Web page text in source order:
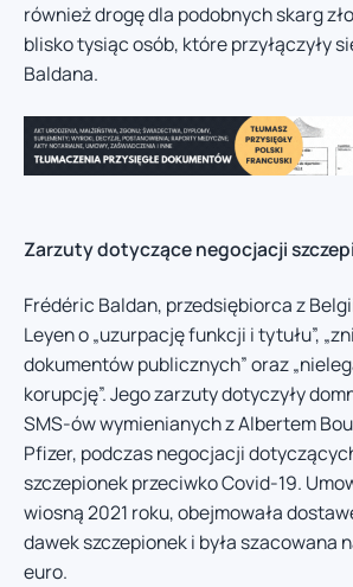
również drogę dla podobnych skarg
blisko tysiąc osób, które przyłączyły
Baldana.
Zarzuty dotyczące negocjacji
Frédéric Baldan, przedsiębiorca z
Leyen o „uzurpację funkcji i tytułu”,
dokumentów publicznych” oraz
korupcję”. Jego zarzuty dotyczyły
SMS-ów wymienianych z Albertem
Pfizer, podczas negocjacji
szczepionek przeciwko Covid-19.
wiosną 2021 roku, obejmowała
dawek szczepionek i była szacowana
euro.